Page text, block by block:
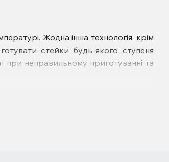
Жодна інша технологія, крім
стейки будь-якого ступеня
при неправильному приготуванні та